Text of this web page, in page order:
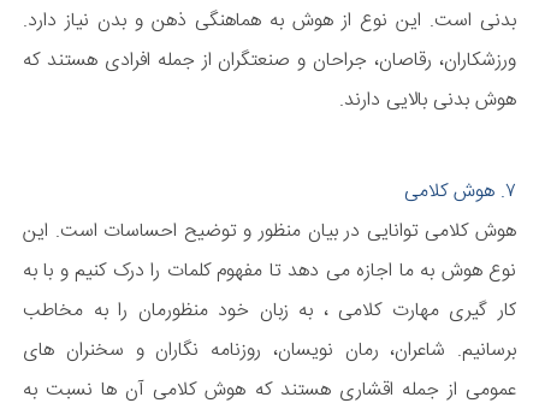
بدنی است. این نوع از هوش به هماهنگی ذهن و بدن نیاز دارد.
ورزشکاران، رقاصان، جراحان و صنعتگران از جمله افرادی هستند که
هوش بدنی بالایی دارند.
۷. هوش کلامی
هوش کلامی توانایی در بیان منظور و توضیح احساسات است. این
نوع هوش به ما اجازه می دهد تا مفهوم کلمات را درک کنیم و با به
کار گیری مهارت کلامی ، به زبان خود منظورمان را به مخاطب
برسانیم. شاعران، رمان نویسان، روزنامه نگاران و سخنران های
عمومی از جمله اقشاری هستند که هوش کلامی آن ها نسبت به